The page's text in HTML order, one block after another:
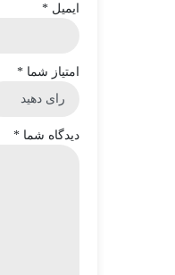
ایمیل *
امتیاز شما *
دیدگاه شما *